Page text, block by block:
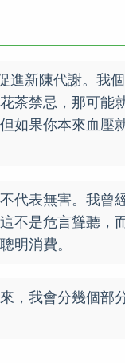
進新陳代謝。我個
茶禁忌，那可能
如果你本來血壓
代表無害。我曾
不是危言聳聽，
明消費。
，我會分幾個部